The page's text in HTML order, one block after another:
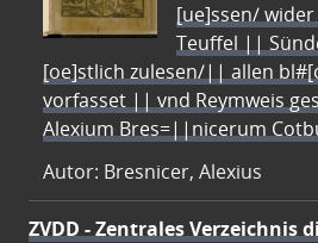
[ue]ssen/
Teuffel ||
[oe]stlich zulesen/|| allen
vorfasset || vnd Reymweis
Alexium Bres=||nicerum
Autor: Bresnicer, Alexius
ZVDD - Zentrales Verzeichnis